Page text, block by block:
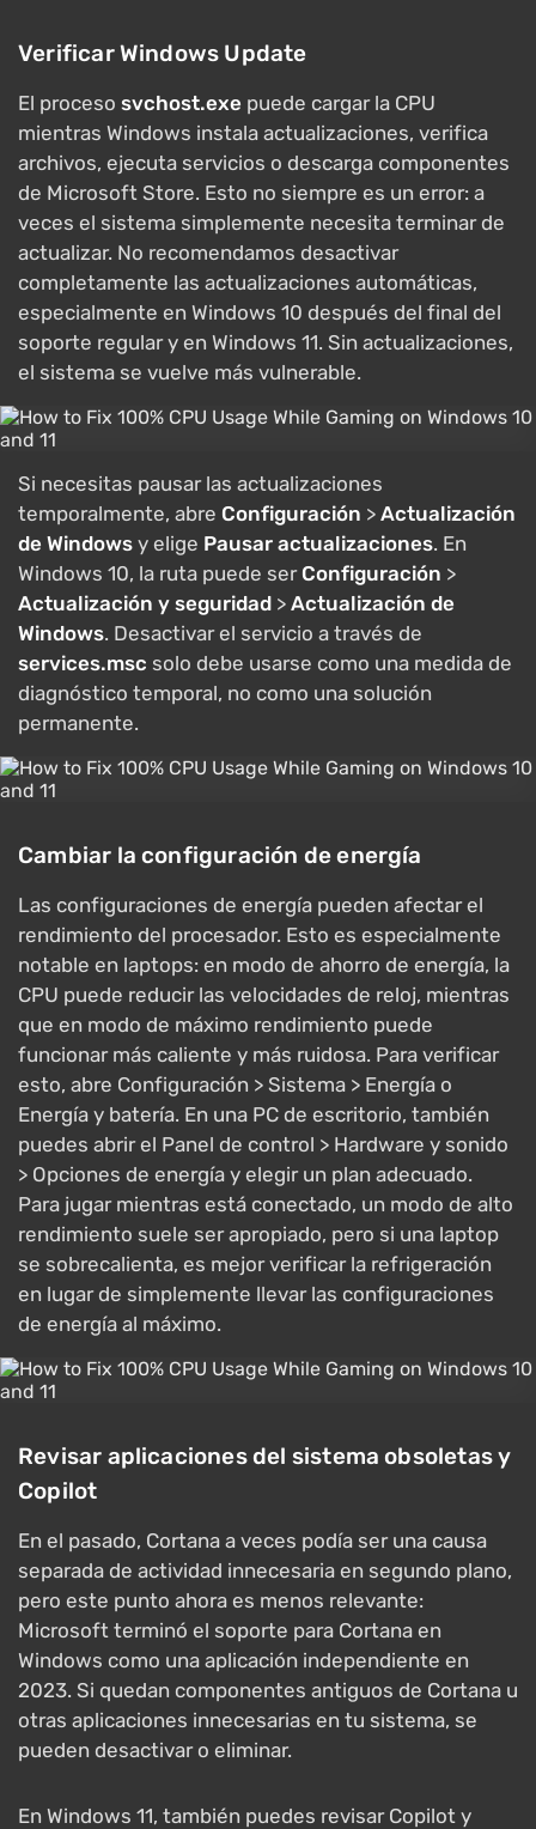
Verificar Windows Update
El proceso svchost.exe puede cargar la CPU
mientras Windows instala actualizaciones, verifica
archivos, ejecuta servicios o descarga componentes
de Microsoft Store. Esto no siempre es un error: a
veces el sistema simplemente necesita terminar de
actualizar. No recomendamos desactivar
completamente las actualizaciones automáticas,
especialmente en Windows 10 después del final del
soporte regular y en Windows 11. Sin actualizaciones,
el sistema se vuelve más vulnerable.
Si necesitas pausar las actualizaciones
temporalmente, abre Configuración > Actualización
de Windows y elige Pausar actualizaciones. En
Windows 10, la ruta puede ser Configuración >
Actualización y seguridad > Actualización de
Windows. Desactivar el servicio a través de
services.msc solo debe usarse como una medida de
diagnóstico temporal, no como una solución
permanente.
Cambiar la configuración de energía
Las configuraciones de energía pueden afectar el
rendimiento del procesador. Esto es especialmente
notable en laptops: en modo de ahorro de energía, la
CPU puede reducir las velocidades de reloj, mientras
que en modo de máximo rendimiento puede
funcionar más caliente y más ruidosa. Para verificar
esto, abre Configuración > Sistema > Energía o
Energía y batería. En una PC de escritorio, también
puedes abrir el Panel de control > Hardware y sonido
> Opciones de energía y elegir un plan adecuado.
Para jugar mientras está conectado, un modo de alto
rendimiento suele ser apropiado, pero si una laptop
se sobrecalienta, es mejor verificar la refrigeración
en lugar de simplemente llevar las configuraciones
de energía al máximo.
Revisar aplicaciones del sistema obsoletas y
Copilot
En el pasado, Cortana a veces podía ser una causa
separada de actividad innecesaria en segundo plano,
pero este punto ahora es menos relevante:
Microsoft terminó el soporte para Cortana en
Windows como una aplicación independiente en
2023. Si quedan componentes antiguos de Cortana u
otras aplicaciones innecesarias en tu sistema, se
pueden desactivar o eliminar.
En Windows 11, también puedes revisar Copilot y